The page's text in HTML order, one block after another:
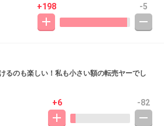
+198 -5
るのも楽しい！私も小さい額の転売ヤーでし
+6 -82